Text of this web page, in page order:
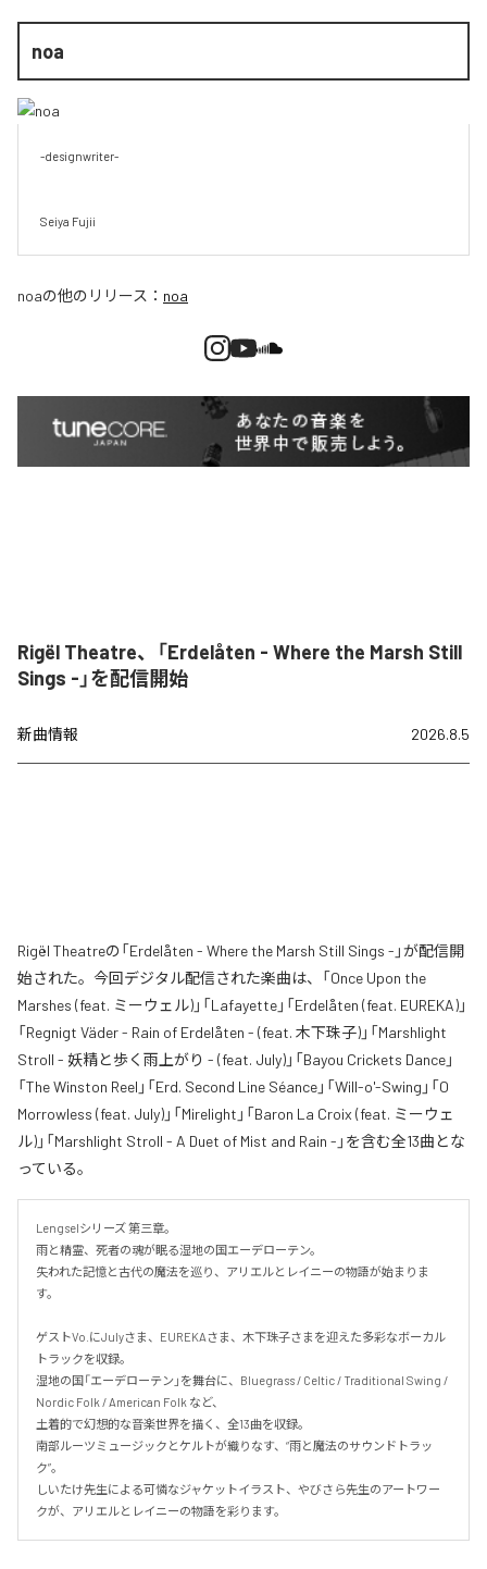
noa
-designwriter-
Seiya Fujii
noaの他のリリース： noa
Rigël Theatre、「Erdelåten - Where the Marsh Still
Sings -」を配信開始
新曲情報 2026.8.5
Rigël Theatreの「Erdelåten - Where the Marsh Still Sings -」が配信開
始された。今回デジタル配信された楽曲は、「Once Upon the
Marshes (feat. ミーウェル)」「Lafayette」「Erdelåten (feat. EUREKA)」
「Regnigt Väder - Rain of Erdelåten - (feat. 木下珠子)」「Marshlight
Stroll - 妖精と歩く雨上がり - (feat. July)」「Bayou Crickets Dance」
「The Winston Reel」「Erd. Second Line Séance」「Will-o'-Swing」「O
Morrowless (feat. July)」「Mirelight」「Baron La Croix (feat. ミーウェ
ル)」「Marshlight Stroll - A Duet of Mist and Rain -」を含む全13曲とな
っている。
Lengselシリーズ 第三章。
雨と精霊、死者の魂が眠る湿地の国エーデローテン。
失われた記憶と古代の魔法を巡り、アリエルとレイニーの物語が始まりま
す。
ゲストVo.にJulyさま、EUREKAさま、木下珠子さまを迎えた多彩なボーカル
トラックを収録。
湿地の国「エーデローテン」を舞台に、Bluegrass / Celtic / Traditional Swing /
Nordic Folk / American Folk など、
土着的で幻想的な音楽世界を描く、全13曲を収録。
南部ルーツミュージックとケルトが織りなす、“雨と魔法のサウンドトラッ
ク”。
しいたけ先生による可憐なジャケットイラスト、やびさら先生のアートワー
クが、アリエルとレイニーの物語を彩ります。